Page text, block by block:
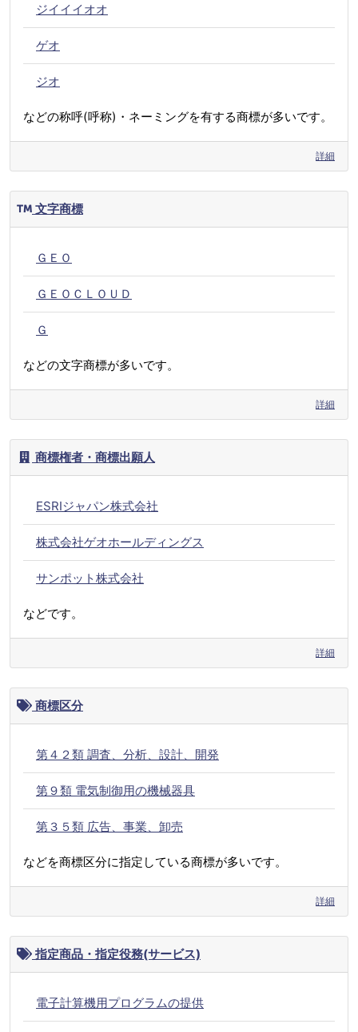
ジイイイオオ
ゲオ
ジオ
などの称呼(呼称)・ネーミングを有する商標が多いです。
詳細
文字商標
ＧＥＯ
ＧＥＯＣＬＯＵＤ
Ｇ
などの文字商標が多いです。
詳細
商標権者・商標出願人
ESRIジャパン株式会社
株式会社ゲオホールディングス
サンポット株式会社
などです。
詳細
商標区分
第４２類 調査、分析、設計、開発
第９類 電気制御用の機械器具
第３５類 広告、事業、卸売
などを商標区分に指定している商標が多いです。
詳細
指定商品・指定役務(サービス)
電子計算機用プログラムの提供